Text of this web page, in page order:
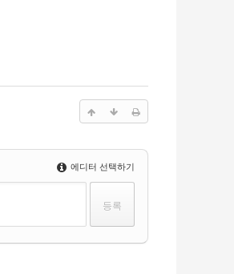
에디터 선택하기